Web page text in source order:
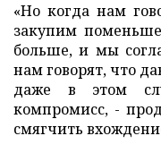
«Но когда нам
закупим
больше, и мы
нам говорят, что
даже в этом
компромисс, -
смягчить